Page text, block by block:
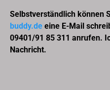
Selbstverständlich können
buddy.de eine E-Mail
09401/91 85 311 anrufen.
Nachricht.